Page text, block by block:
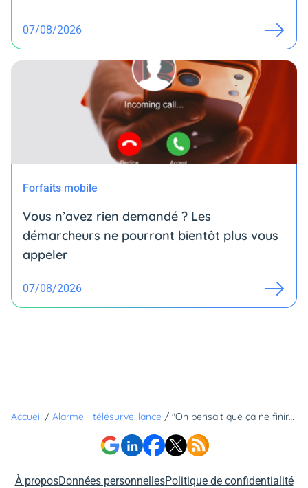
07/08/2026
Forfaits mobile
Vous n’avez rien demandé ? Les
démarcheurs ne pourront bientôt plus vous
appeler
07/08/2026
Accueil / Alarme - télésurveillance / "On pensait que ça ne finirait jamais" : quand une alarme tourmente une ville pendant... 19 jours non-stop
À proposDonnées personnellesPolitique de confidentialité